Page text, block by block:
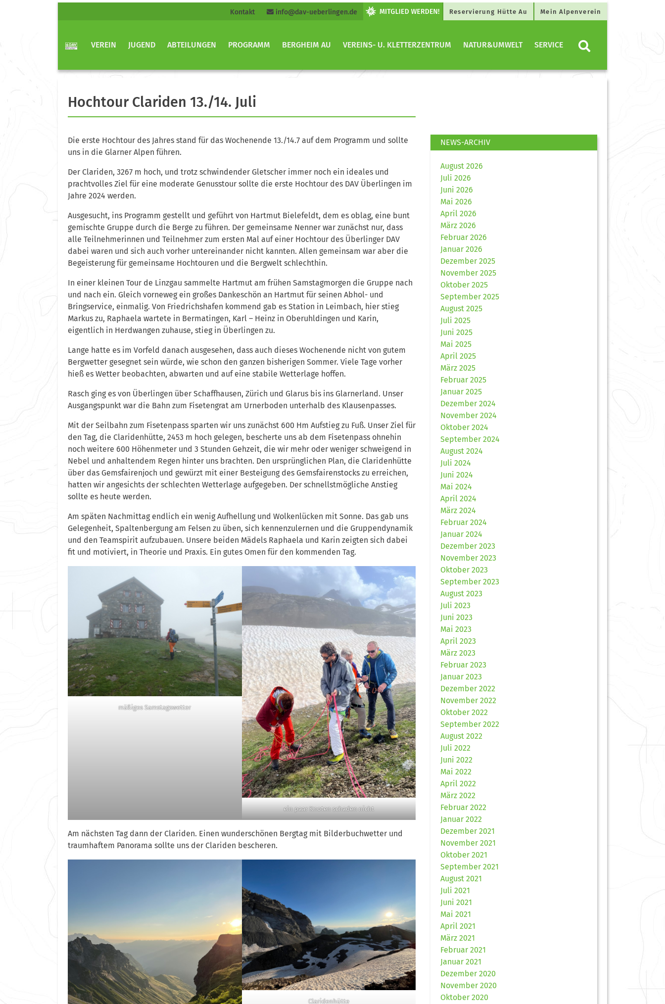
Kontakt info@dav-ueberlingen.de Reservierung Hütte Au Mein Alpenverein
VEREIN JUGEND ABTEILUNGEN PROGRAMM BERGHEIM AU VEREINS- U. KLETTERZENTRUM NATUR&UMWELT SERVICE
Hochtour Clariden 13./14. Juli
Die erste Hochtour des Jahres stand für das Wochenende 13./14.7 auf dem Programm und sollte
uns in die Glarner Alpen führen.
Der Clariden, 3267 m hoch, und trotz schwindender Gletscher immer noch ein ideales und
prachtvolles Ziel für eine moderate Genusstour sollte die erste Hochtour des DAV Überlingen im
Jahre 2024 werden.
Ausgesucht, ins Programm gestellt und geführt von Hartmut Bielefeldt, dem es oblag, eine bunt
gemischte Gruppe durch die Berge zu führen. Der gemeinsame Nenner war zunächst nur, dass
alle Teilnehmerinnen und Teilnehmer zum ersten Mal auf einer Hochtour des Überlinger DAV
dabei waren und sich auch vorher untereinander nicht kannten. Allen gemeinsam war aber die
Begeisterung für gemeinsame Hochtouren und die Bergwelt schlechthin.
In einer kleinen Tour de Linzgau sammelte Hartmut am frühen Samstagmorgen die Gruppe nach
und nach ein. Gleich vorneweg ein großes Dankeschön an Hartmut für seinen Abhol- und
Bringservice, einmalig. Von Friedrichshafen kommend gab es Station in Leimbach, hier stieg
Markus zu, Raphaela wartete in Bermatingen, Karl – Heinz in Oberuhldingen und Karin,
eigentlich in Herdwangen zuhause, stieg in Überlingen zu.
Lange hatte es im Vorfeld danach ausgesehen, dass auch dieses Wochenende nicht von gutem
Bergwetter gesegnet sein würde, wie schon den ganzen bisherigen Sommer. Viele Tage vorher
hieß es Wetter beobachten, abwarten und auf eine stabile Wetterlage hoffen.
Rasch ging es von Überlingen über Schaffhausen, Zürich und Glarus bis ins Glarnerland. Unser
Ausgangspunkt war die Bahn zum Fisetengrat am Urnerboden unterhalb des Klausenpasses.
Mit der Seilbahn zum Fisetenpass sparten wir uns zunächst 600 Hm Aufstieg zu Fuß. Unser Ziel für
den Tag, die Claridenhütte, 2453 m hoch gelegen, bescherte uns ab dem Fisetenpass ohnehin
noch weitere 600 Höhenmeter und 3 Stunden Gehzeit, die wir mehr oder weniger schweigend in
Nebel und anhaltendem Regen hinter uns brachten. Den ursprünglichen Plan, die Claridenhütte
über das Gemsfairenjoch und gewürzt mit einer Besteigung des Gemsfairenstocks zu erreichen,
hatten wir angesichts der schlechten Wetterlage aufgegeben. Der schnellstmögliche Anstieg
sollte es heute werden.
Am späten Nachmittag endlich ein wenig Aufhellung und Wolkenlücken mit Sonne. Das gab uns
Gelegenheit, Spaltenbergung am Felsen zu üben, sich kennenzulernen und die Gruppendynamik
und den Teamspirit aufzubauen. Unsere beiden Mädels Raphaela und Karin zeigten sich dabei
fit und motiviert, in Theorie und Praxis. Ein gutes Omen für den kommenden Tag.
mäßiges Samstagswetter
ein paar Knoten schaden nicht
Am nächsten Tag dann der Clariden. Einen wunderschönen Bergtag mit Bilderbuchwetter und
traumhaftem Panorama sollte uns der Clariden bescheren.
Claridenhütte
NEWS-ARCHIV
August 2026
Juli 2026
Juni 2026
Mai 2026
April 2026
März 2026
Februar 2026
Januar 2026
Dezember 2025
November 2025
Oktober 2025
September 2025
August 2025
Juli 2025
Juni 2025
Mai 2025
April 2025
März 2025
Februar 2025
Januar 2025
Dezember 2024
November 2024
Oktober 2024
September 2024
August 2024
Juli 2024
Juni 2024
Mai 2024
April 2024
März 2024
Februar 2024
Januar 2024
Dezember 2023
November 2023
Oktober 2023
September 2023
August 2023
Juli 2023
Juni 2023
Mai 2023
April 2023
März 2023
Februar 2023
Januar 2023
Dezember 2022
November 2022
Oktober 2022
September 2022
August 2022
Juli 2022
Juni 2022
Mai 2022
April 2022
März 2022
Februar 2022
Januar 2022
Dezember 2021
November 2021
Oktober 2021
September 2021
August 2021
Juli 2021
Juni 2021
Mai 2021
April 2021
März 2021
Februar 2021
Januar 2021
Dezember 2020
November 2020
Oktober 2020